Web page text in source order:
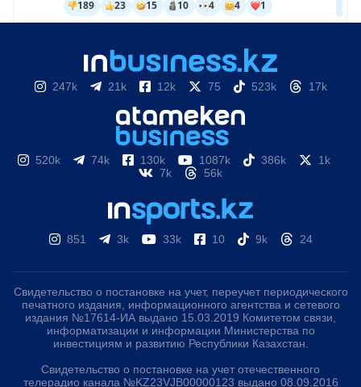
247k 21k 12k 75 523k 17k
520k 74k 130k 1087k 386k
1k
7k
56k
851 3k 33k 10 9k 24
Свидетельство о постановке на учет, переучет периодического
печатного издания, информационного агентства и сетевого
издания №17614-ИА выдано 15.03.2019 Комитетом связи,
информатизации и информации Министерства по
инвестициям и развитию Республики Казахстан.
Свидетельство о постановке на учет отечественного
телерадио канала №KZ23VJB00000123 выдано 08.09.2016